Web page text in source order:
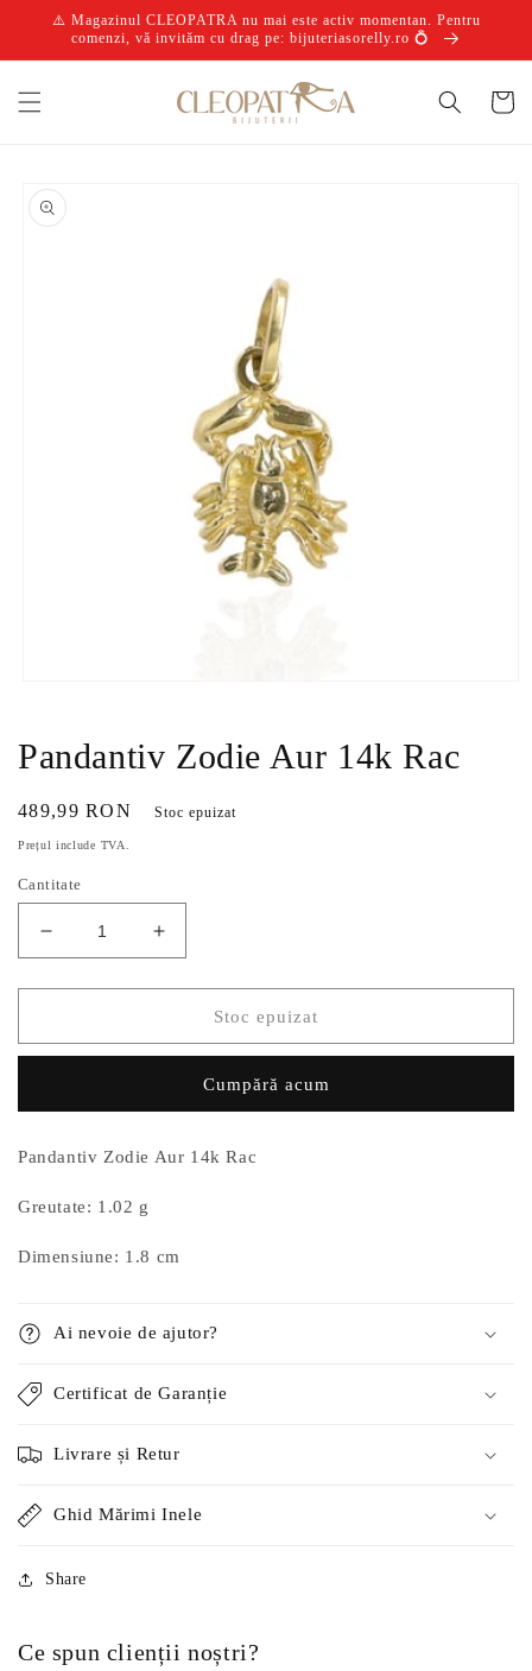
Salt la
conținut
⚠️ Magazinul CLEOPATRA nu mai este activ momentan. Pentru
comenzi, vă invităm cu drag pe: bijuteriasorelly.ro 💍
Coș
informațiile
despre
1
într-
modală
Pandantiv Zodie Aur 14k Rac
Preț
obișnuit
489,99 RON Stoc epuizat
Prețul include TVA.
Cantitate
Reduceți
cantitatea
pentru
Zodie
Rac
Creșteți
cantitatea
pentru
Pandantiv
Zodie
Rac
Stoc epuizat
Cumpără acum
Pandantiv Zodie Aur 14k Rac
Greutate: 1.02 g
Dimensiune: 1.8 cm
Ai nevoie de ajutor?
Certificat de Garanție
Livrare și Retur
Ghid Mărimi Inele
Share
Ce spun clienții noștri?